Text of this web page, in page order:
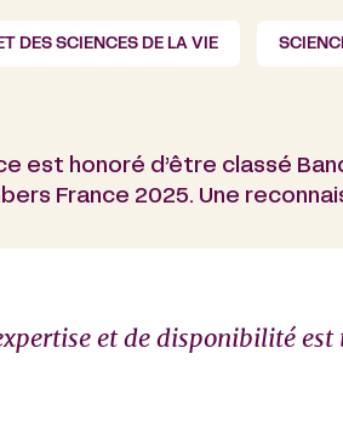
DES SCIENCES DE LA VIE
est honoré d’être classé
France 2025. Une
et de disponibilité est